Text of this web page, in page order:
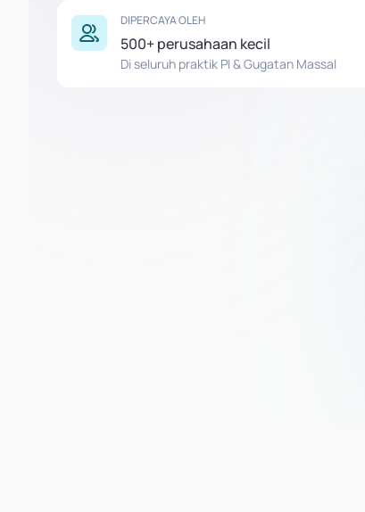
DIPERCAYA OLEH
500+ perusahaan kecil
Di seluruh praktik PI & Gugatan Massal